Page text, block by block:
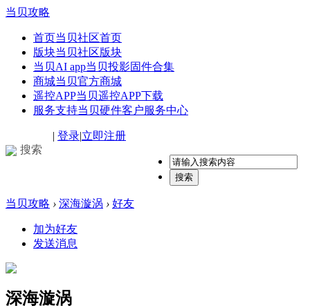
当贝攻略
首页当贝社区首页
版块当贝社区版块
当贝AI app当贝投影固件合集
商城当贝官方商城
遥控APP当贝遥控APP下载
服务支持当贝硬件客户服务中心
搜索
| 登录|立即注册
搜索
当贝攻略 › 深海漩涡 › 好友
加为好友
发送消息
深海漩涡